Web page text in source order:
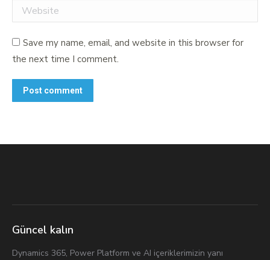
Website
Save my name, email, and website in this browser for
the next time I comment.
Post comment
Güncel kalın
Dynamics 365, Power Platform ve AI içeriklerimizin yanı